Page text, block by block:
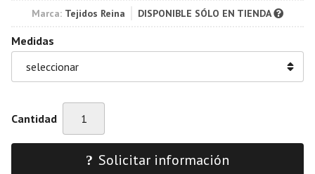
Marca: Tejidos Reina DISPONIBLE SÓLO EN TIENDA
Medidas
Cantidad
Solicitar información